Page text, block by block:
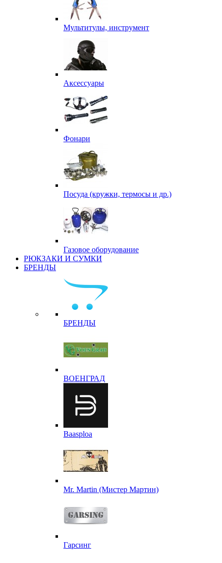
Мультитулы, инструмент
Аксессуары
Фонари
Посуда (кружки, термосы и др.)
Газовое оборудование
РЮКЗАКИ И СУМКИ
БРЕНДЫ
БРЕНДЫ
ВОЕНГРАД
Baasploa
Mr. Martin (Мистер Мартин)
Гарсинг